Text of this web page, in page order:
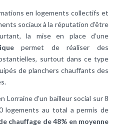
en logements collectifs et
sociaux à la réputation d’être
la mise en place d’une
permet de réaliser des
surtout dans ce type
de planchers chauffants des
Lorraine d’un bailleur social sur 8
logements au total a permis de
chauffage de 48% en moyenne